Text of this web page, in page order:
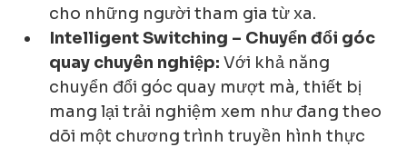
cho những người tham gia từ xa.
Intelligent Switching – Chuyển đổi góc
quay chuyên nghiệp: Với khả năng
chuyển đổi góc quay mượt mà, thiết bị
mang lại trải nghiệm xem như đang theo
dõi một chương trình truyền hình thực